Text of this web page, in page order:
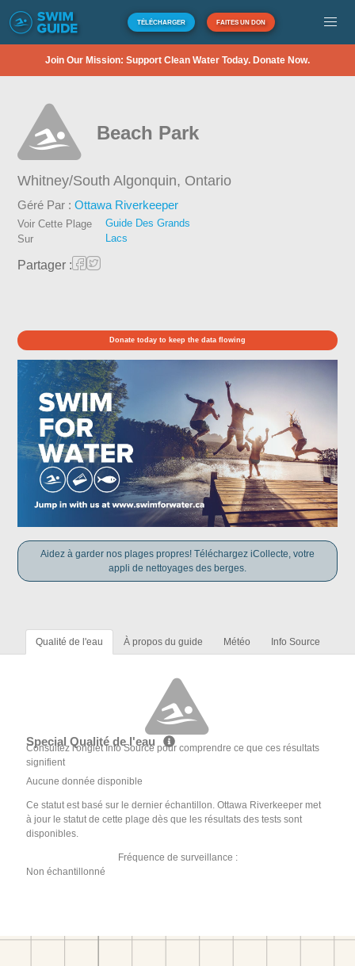
TÉLÉCHARGER FAITES UN DON
Join Our Mission: Support Clean Water Today. Donate Now.
Beach Park
Whitney/South Algonquin, Ontario
Géré Par :Ottawa Riverkeeper
Voir Cette Plage
Sur
Guide Des Grands
Lacs
Partager :
Donate today to keep the data flowing
Aidez à garder nos plages propres! Téléchargez iCollecte, votre
appli de nettoyages des berges.
Qualité de l'eau À propos du guide Météo Info Source
Special Qualité de l'eau
Consultez l'onglet Info Source pour comprendre ce que ces résultats
signifient
Aucune donnée disponible
Ce statut est basé sur le dernier échantillon. Ottawa Riverkeeper met
à jour le statut de cette plage dès que les résultats des tests sont
disponibles.
Fréquence de surveillance :
Non échantillonné